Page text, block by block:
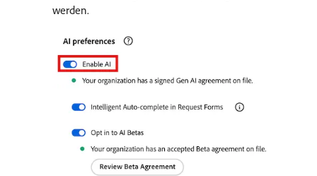
werden.